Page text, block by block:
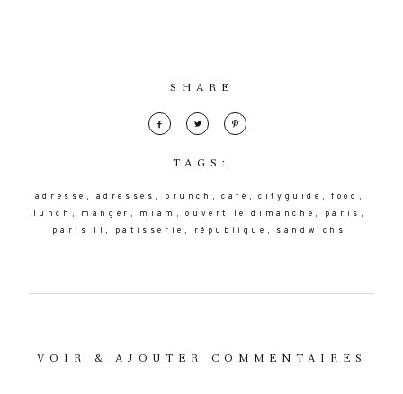
SHARE
TAGS:
adresse adresses brunch café cityguide food
lunch manger miam ouvert le dimanche paris
paris 11 patisserie république sandwichs
VOIR & AJOUTER COMMENTAIRES